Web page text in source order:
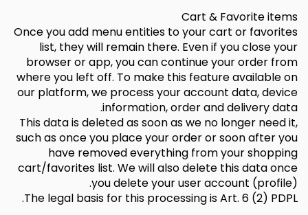
Cart & Favorite items
Once you add menu entities to your cart or favorites
list, they will remain there. Even if you close your
browser or app, you can continue your order from
where you left off. To make this feature available on
our platform, we process your account data, device
information, order and delivery data.
This data is deleted as soon as we no longer need it,
such as once you place your order or soon after you
have removed everything from your shopping
cart/favorites list. We will also delete this data once
you delete your user account (profile).
The legal basis for this processing is Art. 6 (2) PDPL.